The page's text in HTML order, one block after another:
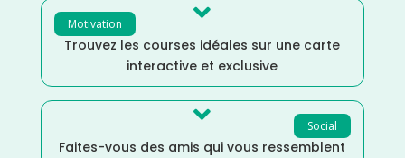
Motivation 
Trouvez les courses idéales sur une carte
interactive et exclusive
Social

Faites-vous des amis qui vous ressemblent